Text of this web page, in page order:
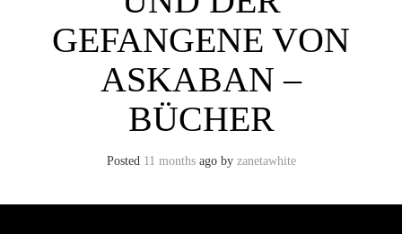
GEFANGENE VON
ASKABAN –
BÜCHER
Posted 11 monthsago by zanetawhite